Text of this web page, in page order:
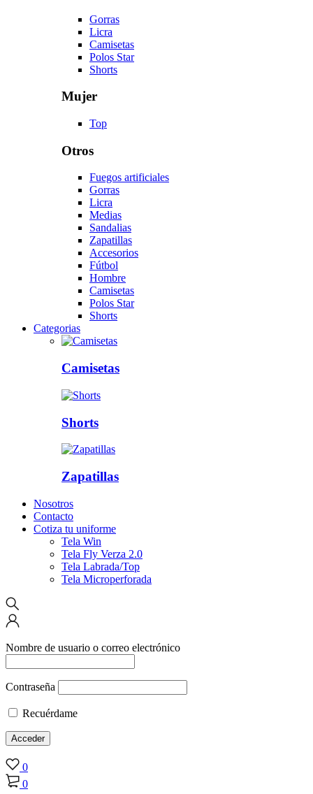
Gorras
Licra
Camisetas
Polos Star
Shorts
Mujer
Top
Otros
Fuegos artificiales
Gorras
Licra
Medias
Sandalias
Zapatillas
Accesorios
Fútbol
Hombre
Camisetas
Polos Star
Shorts
Categorias
Camisetas
Shorts
Zapatillas
Nosotros
Contacto
Cotiza tu uniforme
Tela Win
Tela Fly Verza 2.0
Tela Labrada/Top
Tela Microperforada
Nombre de usuario o correo electrónico
Contraseña
Recuérdame
0
0